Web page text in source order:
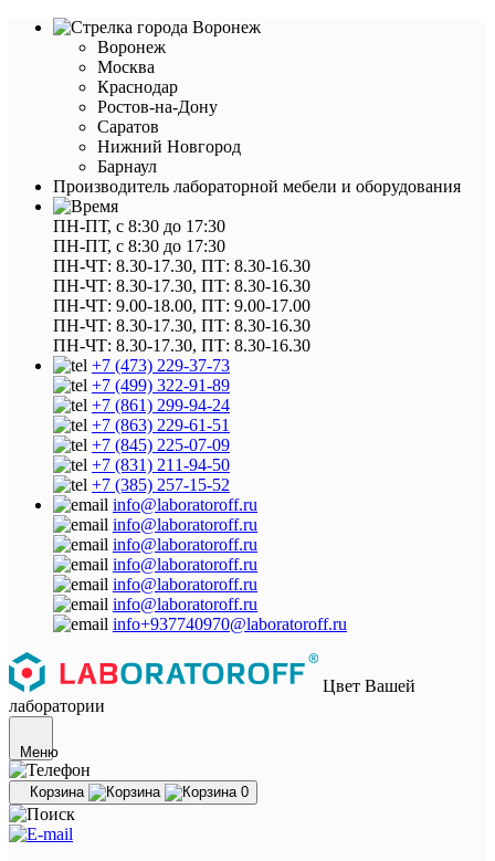
Воронеж
Воронеж
Москва
Краснодар
Ростов-на-Дону
Саратов
Нижний Новгород
Барнаул
Производитель лабораторной мебели и оборудования
ПН-ПТ, с 8:30 до 17:30
ПН-ПТ, с 8:30 до 17:30
ПН-ЧТ: 8.30-17.30, ПТ: 8.30-16.30
ПН-ЧТ: 8.30-17.30, ПТ: 8.30-16.30
ПН-ЧТ: 9.00-18.00, ПТ: 9.00-17.00
ПН-ЧТ: 8.30-17.30, ПТ: 8.30-16.30
ПН-ЧТ: 8.30-17.30, ПТ: 8.30-16.30
+7 (473) 229-37-73
+7 (499) 322-91-89
+7 (861) 299-94-24
+7 (863) 229-61-51
+7 (845) 225-07-09
+7 (831) 211-94-50
+7 (385) 257-15-52
info@laboratoroff.ru
info@laboratoroff.ru
info@laboratoroff.ru
info@laboratoroff.ru
info@laboratoroff.ru
info@laboratoroff.ru
info+937740970@laboratoroff.ru
Цвет Вашей
лаборатории
Меню
Корзина 0